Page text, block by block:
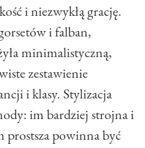
i niezwykłą grację.
i falban,
minimalistyczną,
zestawienie
i klasy. Stylizacja
im bardziej strojna i
prostsza powinna być